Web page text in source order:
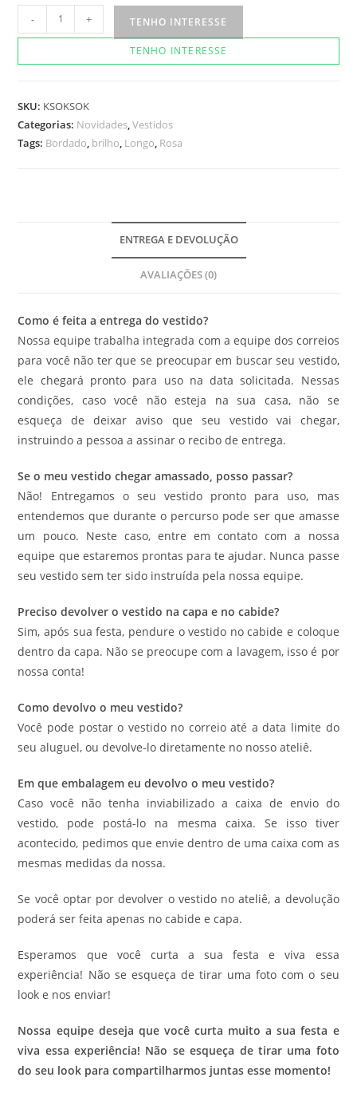
Ale
- + TENHO INTERESSE
TENHO INTERESSE
SKU: KSOKSOK
Categorias: Novidades,Vestidos
Tags: Bordado, brilho, Longo, Rosa
ENTREGA E DEVOLUÇÃO
AVALIAÇÕES (0)
Como é feita a entrega do vestido?
Nossa equipe trabalha integrada com a equipe dos correios
para você não ter que se preocupar em buscar seu vestido,
ele chegará pronto para uso na data solicitada. Nessas
condições, caso você não esteja na sua casa, não se
esqueça de deixar aviso que seu vestido vai chegar,
instruindo a pessoa a assinar o recibo de entrega.
Se o meu vestido chegar amassado, posso passar?
Não! Entregamos o seu vestido pronto para uso, mas
entendemos que durante o percurso pode ser que amasse
um pouco. Neste caso, entre em contato com a nossa
equipe que estaremos prontas para te ajudar. Nunca passe
seu vestido sem ter sido instruída pela nossa equipe.
Preciso devolver o vestido na capa e no cabide?
Sim, após sua festa, pendure o vestido no cabide e coloque
dentro da capa. Não se preocupe com a lavagem, isso é por
nossa conta!
Como devolvo o meu vestido?
Você pode postar o vestido no correio até a data limite do
seu aluguel, ou devolve-lo diretamente no nosso ateliê.
Em que embalagem eu devolvo o meu vestido?
Caso você não tenha inviabilizado a caixa de envio do
vestido, pode postá-lo na mesma caixa. Se isso tiver
acontecido, pedimos que envie dentro de uma caixa com as
mesmas medidas da nossa.
Se você optar por devolver o vestido no ateliê, a devolução
poderá ser feita apenas no cabide e capa.
Esperamos que você curta a sua festa e viva essa
experiência! Não se esqueça de tirar uma foto com o seu
look e nos enviar!
Nossa equipe deseja que você curta muito a sua festa e
viva essa experiência! Não se esqueça de tirar uma foto
do seu look para compartilharmos juntas esse momento!